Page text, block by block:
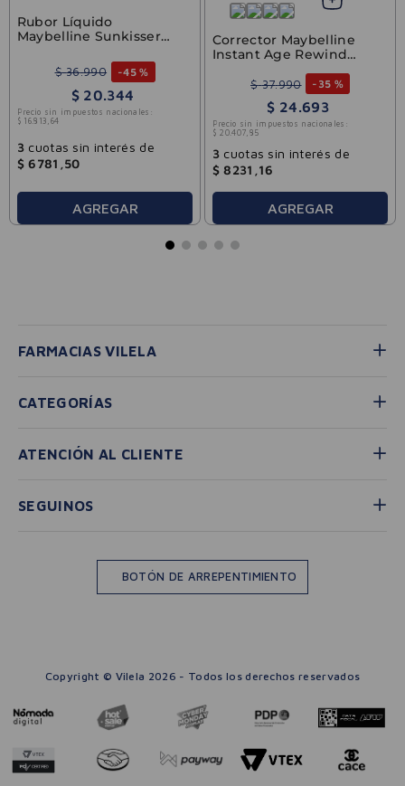
＋
Rubor Líquido
Maybelline Sunkisser
$ 36.990 -45 %
$ 20 344
Precio sin impuestos nacionales:
$ 16.813 64
3cuotas sin interés de
$ 6781 50
AGREGAR
Corrector Maybelline
Instant Age Rewind
$ 37.990 - 35 %
$ 24.693
Precio sin impuestos nacionales:
$ 20.407, 85
3cuotas sin interés de
$ 8231 16
AGREGAR
FARMACIAS VILELA
CATEGORÍAS
ATENCIÓN AL CLIENTE
SEGUINOS
BOTÓN DE ARREPENTIMIENTO
Copyright © Vilela 2026 - Todos los derechos reservados